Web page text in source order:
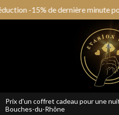
de dernière minute pour
Prix d'un coffret cadeau pour une
Bouches-du-Rhône